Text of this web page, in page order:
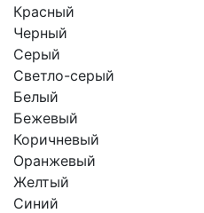
Красный
Черный
Серый
Светло-серый
Белый
Бежевый
Коричневый
Оранжевый
Желтый
Синий